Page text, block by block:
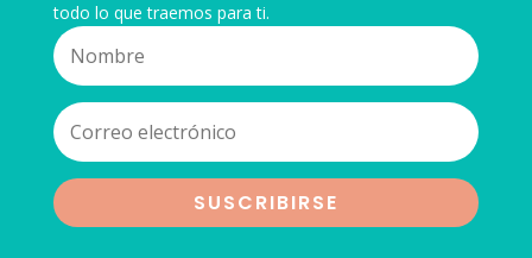
todo lo que traemos para ti.
SUSCRIBIRSE